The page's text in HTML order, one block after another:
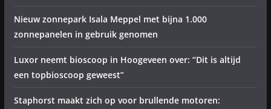
Nieuw zonnepark Isala Meppel met bijna 1.000
zonnepanelen in gebruik genomen
Luxor neemt bioscoop in Hoogeveen over: “Dit is altijd
een topbioscoop geweest”
Staphorst maakt zich op voor brullende motoren: